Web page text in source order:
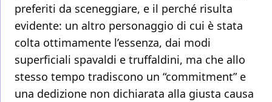
preferiti da sceneggiare, e il perché risulta
evidente: un altro personaggio di cui è stata
colta ottimamente l’essenza, dai modi
superficiali spavaldi e truffaldini, ma che allo
stesso tempo tradiscono un “commitment” e
una dedizione non dichiarata alla giusta causa